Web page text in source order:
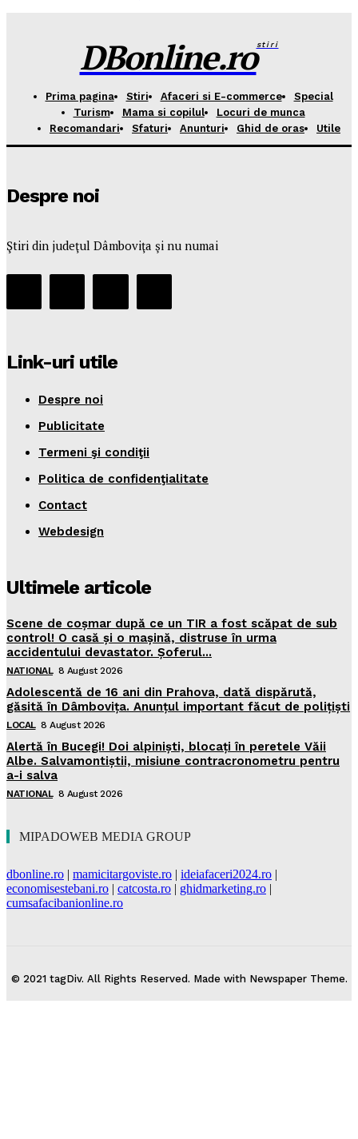
DBonline.rostiri
Prima pagina Stiri Afaceri si E-commerce
Special
Turism
Mama si copilul
Locuri de munca
Recomandari
Sfaturi Anunturi Ghid de oras Utile
Despre noi
Ştiri din judeţul Dâmboviţa şi nu numai
Link-uri utile
Despre noi
Publicitate
Termeni şi condiţii
Politica de confidenţialitate
Contact
Webdesign
Ultimele articole
Scene de coșmar după ce un TIR a fost scăpat de sub
control! O casă și o mașină, distruse în urma
accidentului devastator. Șoferul...
NATIONAL 8 August 2026
Adolescentă de 16 ani din Prahova, dată dispărută,
găsită în Dâmbovița. Anunțul important făcut de polițiști
LOCAL 8 August 2026
Alertă în Bucegi! Doi alpiniști, blocați în peretele Văii
Albe. Salvamontiștii, misiune contracronometru pentru
a-i salva
NATIONAL 8 August 2026
MIPADOWEB MEDIA GROUP
dbonline.ro | mamicitargoviste.ro | ideiafaceri2024.ro |
economisestebani.ro | catcosta.ro | ghidmarketing.ro |
cumsafacibanionline.ro
© 2021 tagDiv. All Rights Reserved. Made with Newspaper Theme.